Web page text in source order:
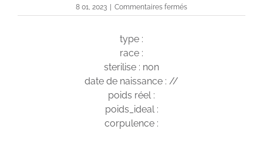
8 01, 2023 Commentaires ferméssur
Tokyo
type :
race :
sterilise : non
date de naissance : //
poids réel :
poids_ideal :
corpulence :